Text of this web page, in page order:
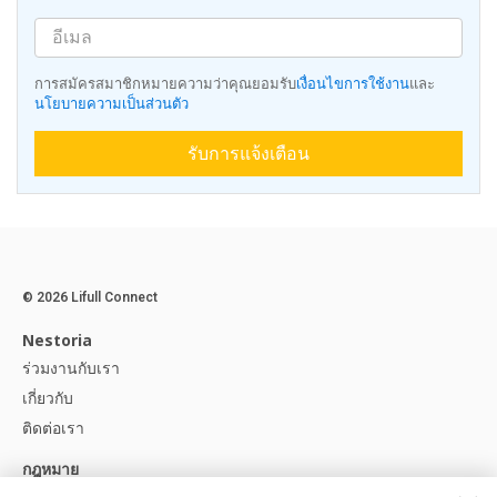
การสมัครสมาชิกหมายความว่าคุณยอมรับเงื่อนไขการใช้งานและ
นโยบายความเป็นส่วนตัว
รับการแจ้งเตือน
© 2026 Lifull Connect
Nestoria
ร่วมงานกับเรา
เกี่ยวกับ
ติดต่อเรา
กฎหมาย